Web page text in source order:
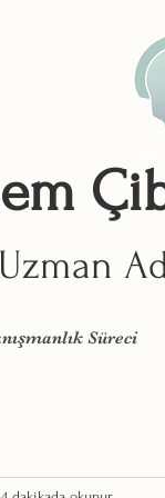
Uzman
Süreci